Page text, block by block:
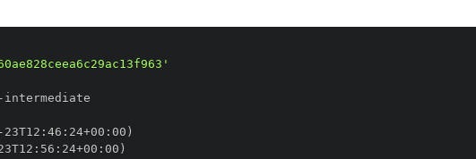
-
- 23T12 : 46 : 24+00 :
: 56 : 24+00 :